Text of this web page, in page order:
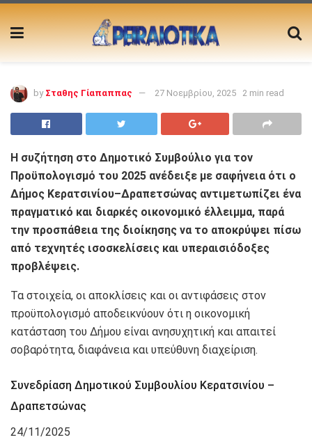
by Σταθης Γίαπαππας 27 Νοεμβρίου, 2025 2 min read
Η συζήτηση στο Δημοτικό Συμβούλιο για τον
Προϋπολογισμό του 2025 ανέδειξε με σαφήνεια ότι ο
Δήμος Κερατσινίου–Δραπετσώνας αντιμετωπίζει ένα
πραγματικό και διαρκές οικονομικό έλλειμμα, παρά
την προσπάθεια της διοίκησης να το αποκρύψει πίσω
από τεχνητές ισοσκελίσεις και υπεραισιόδοξες
προβλέψεις.
Τα στοιχεία, οι αποκλίσεις και οι αντιφάσεις στον
προϋπολογισμό αποδεικνύουν ότι η οικονομική
κατάσταση του Δήμου είναι ανησυχητική και απαιτεί
σοβαρότητα, διαφάνεια και υπεύθυνη διαχείριση.
Συνεδρίαση Δημοτικού Συμβουλίου Κερατσινίου –
Δραπετσώνας
24/11/2025